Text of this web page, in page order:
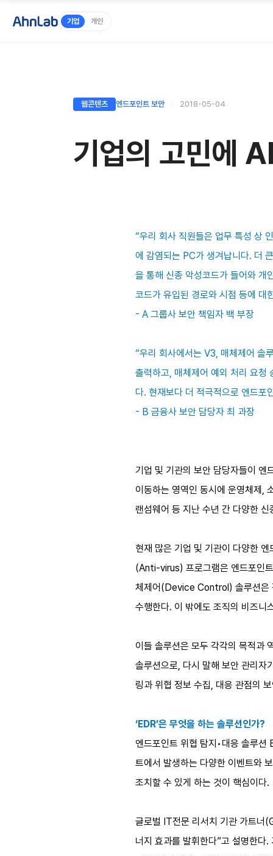
기업 개인
웹콘텐츠 엔드포인트 보안 2018-05-04
기업의 고민에
“우리 회사 직원들은 업무 특성 상
에 감염되는 PC가 생겨납니다. 더
을 통해 신종 악성코드가 들어와 개
코드가 유입된 경로와 시점 등에 대
- A 그룹사 보안 책임자 백 부장
“우리 회사에서는 V3, 매체제어 솔
출력하고, 매체제어 예외 처리 요청
다. 현재보다 더 적극적으로 엔드포
- B 금융사 보안 담당자 최 과장
기업 및 기관의 보안 담당자들이 엔
이동하는 영역인 동시에 운영체제
랜섬웨어 등 지난 수년 간 다양한 신
현재 많은 기업 및 기관이 다양한
(Anti-virus) 프로그램은 엔드포인
체제어(Device Control) 솔루션은
수행한다. 이 밖에도 조직의 비즈니
이들 솔루션은 모두 각각의 목적과
솔루션으로, 다시 말해 보안 관리자
링과 위협 정보 수집, 대응 관점의
‘EDR’은 무엇을 하는 솔루션인가?
엔드포인트 위협 탐지•대응 솔루
트에서 발생하는 다양한 이벤트와
조치할 수 있게 하는 것이 핵심이다.
글로벌 IT전문 리서치 기관 가트너
너지 효과를 발휘한다”고 설명한